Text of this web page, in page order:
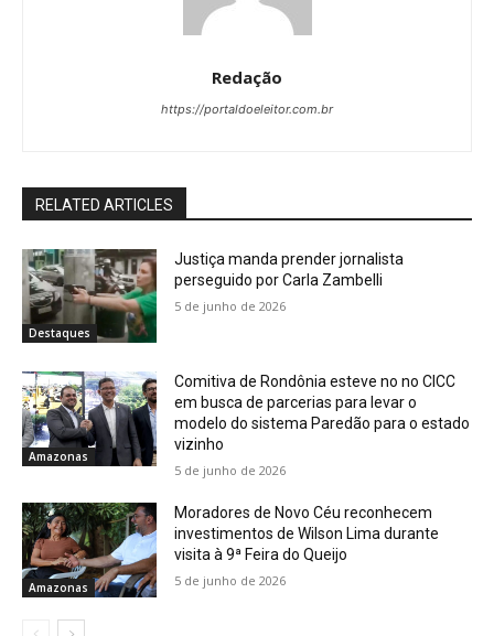
Redação
https://portaldoeleitor.com.br
RELATED ARTICLES
Destaques
Justiça manda prender jornalista
perseguido por Carla Zambelli
5 de junho de 2026
Amazonas
Comitiva de Rondônia esteve no no CICC
em busca de parcerias para levar o
modelo do sistema Paredão para o estado
vizinho
5 de junho de 2026
Amazonas
Moradores de Novo Céu reconhecem
investimentos de Wilson Lima durante
visita à 9ª Feira do Queijo
5 de junho de 2026